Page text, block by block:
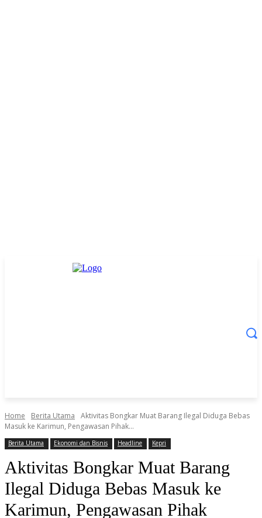
Home Berita Utama
Aktivitas Bongkar Muat Barang Ilegal Diduga Bebas
Masuk ke Karimun, Pengawasan Pihak...
Berita Utama Ekonomi dan Bisnis Headline Kepri
Aktivitas Bongkar Muat Barang
Ilegal Diduga Bebas Masuk ke
Karimun, Pengawasan Pihak